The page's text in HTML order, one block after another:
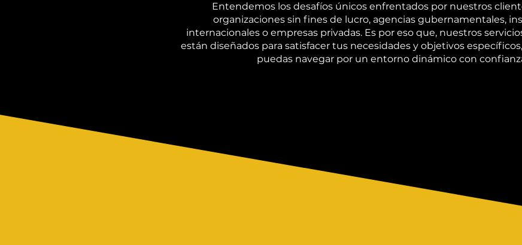
Entendemos los desafíos únicos enfrentados por nuestros
organizaciones sin fines de lucro, agencias gubernamentales,
internacionales o empresas privadas. Es por eso que, nuestros
están diseñados para satisfacer tus necesidades y objetivos
puedas navegar por un entorno dinámico con